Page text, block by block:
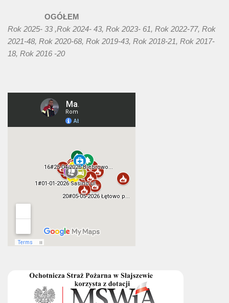
OGÓŁEM
Rok 2025- 33 ,Rok 2024- 43, Rok 2023- 61, Rok 2022-77, Rok
2021-48, Rok 2020-68, Rok 2019-43, Rok 2018-21, Rok 2017-
18, Rok 2016 -20